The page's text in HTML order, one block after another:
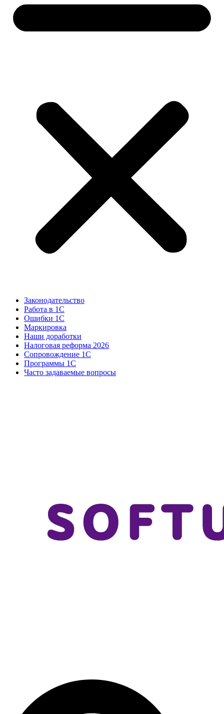
Законодательство
Работа в 1С
Ошибки 1С
Маркировка
Наши доработки
Налоговая реформа 2026
Сопровождение 1С
Программы 1С
Часто задаваемые вопросы